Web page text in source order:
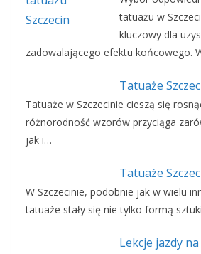
tatuażu w
kluczowy dla
zadowalającego efektu końcowego.
Tatuaże
Tatuaże w Szczecinie cieszą się
różnorodność wzorów przyciąga
jak i…
Tatuaże
W Szczecinie, podobnie jak w wielu
tatuaże stały się nie tylko formą
Lekcje jazdy